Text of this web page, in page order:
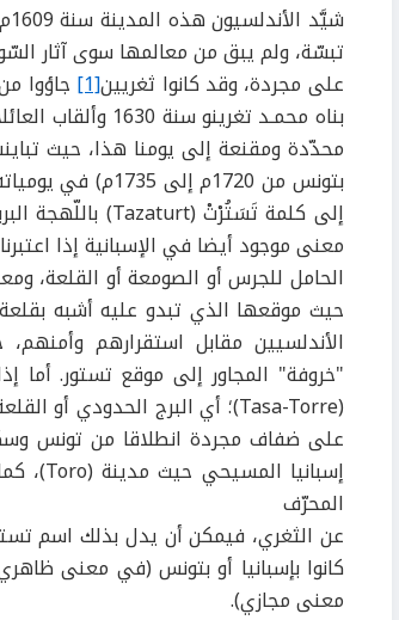
شيَّد الأندلسيون هذه المدينة سنة1609
تبسّة، ولم يبق من معالمها سوى آثار
على مجردة، وقد كانوا ثغريين[1] جاؤوا
بناه محمـد تغرينو سنة 1630 وألقاب
محدّدة ومقنعة إلى يومنا هذا، حيث
بتونس من 1720م إلى 1735م) في
إلى كلمة تَسَتُرْتْ (Tazaturt) باللّهجة
معنى موجود أيضا في الإسبانية إذا
الحامل للجرس أو الصومعة أو القلعة،
حيث موقعها الذي تبدو عليه أشبه
الأندلسيين مقابل استقرارهم
"خروفة" المجاور إلى موقع تستور. أما
(
Tasa-Torre)؛ أي البرج الحدودي أو
على ضفاف مجردة انطلاقا من تونس
إسبانيا المسيحي حيث مدينة (Toro)،
المحرّف
عن الثغري، فيمكن أن يدل بذلك اسم
كانوا بإسبانيا أو بتونس (في معنى
معنى مجازي).